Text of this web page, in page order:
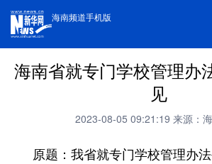
海南频道手机版
海南省就专门学校管理办
见
2023-08-05 09:21:19 来源：
原题：我省就专门学校管理办法